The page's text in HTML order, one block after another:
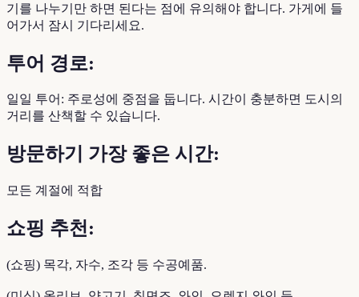
기를 나누기만 하면 된다는 점에 유의해야 합니다. 가게에 들
어가서 잠시 기다리세요.
투어 경로:
일일 투어: 주로성에 중점을 둡니다. 시간이 충분하면 도시의
거리를 산책할 수 있습니다.
방문하기 가장 좋은 시간:
모든 계절에 적합
쇼핑 추천:
(쇼핑) 목각, 자수, 조각 등 수공예품.